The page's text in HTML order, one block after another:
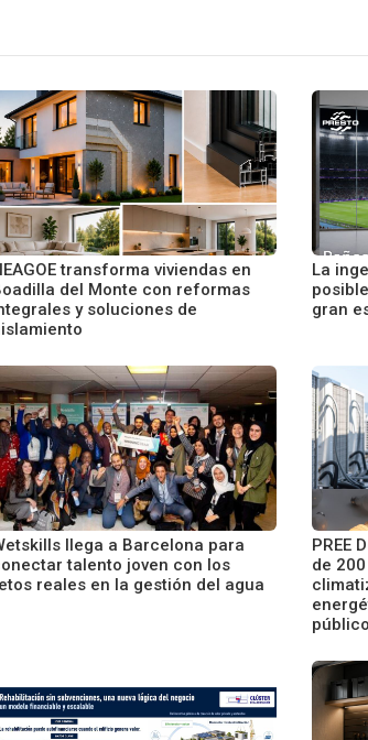
transforma viviendas en
del Monte con reformas
y soluciones de
La
gran
llega a Barcelona para
talento joven con los
reales en la gestión del agua
PREE
de